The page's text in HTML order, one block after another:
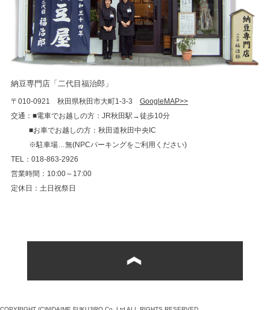
納豆専門店「二代目福治郎」
〒010-0921 秋田県秋田市大町1-3-3 GoogleMAP>>
交通：■電車でお越しの方：JR秋田駅→徒歩10分
■お車でお越しの方：秋田道秋田中央IC
※駐車場…無(NPCパーキングをご利用ください)
TEL：018-863-2926
営業時間：10:00～17:00
定休日：土日祝祭日